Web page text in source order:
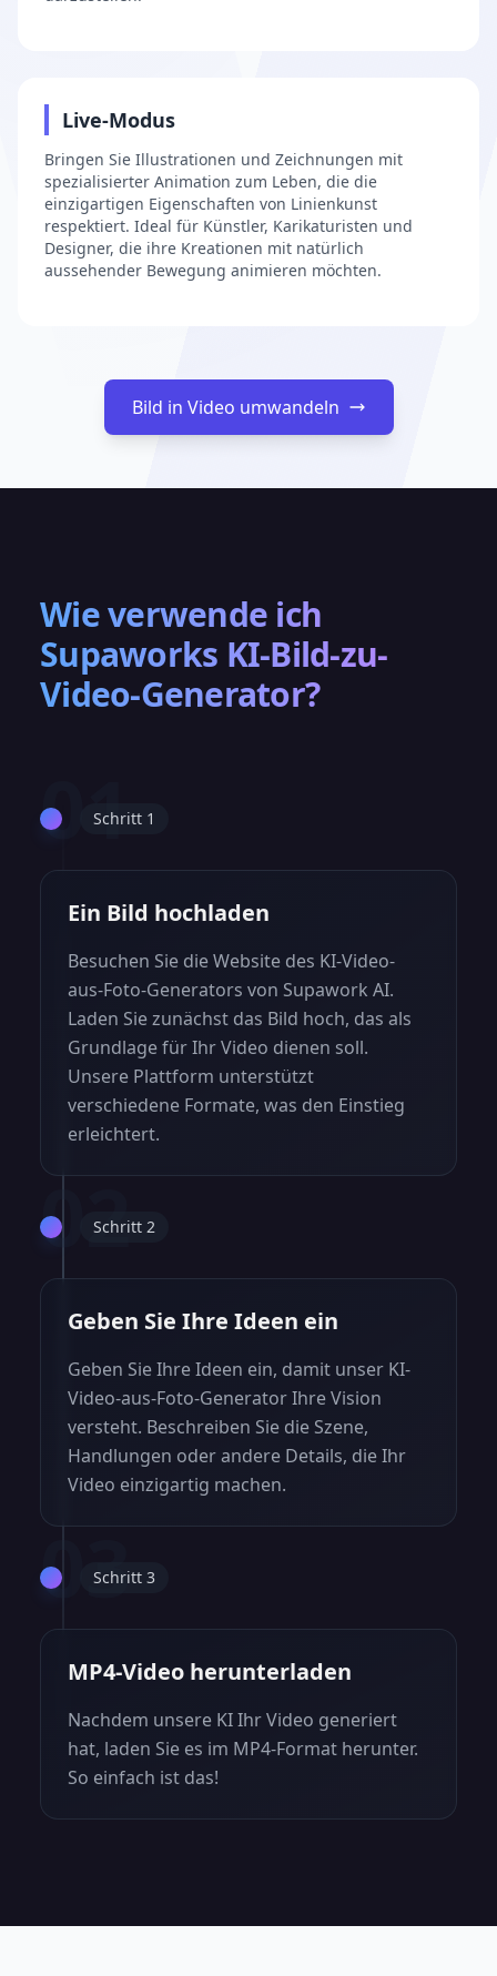
Live-Modus
Bringen Sie Illustrationen und Zeichnungen mit
spezialisierter Animation zum Leben, die die
einzigartigen Eigenschaften von Linienkunst
respektiert. Ideal für Künstler, Karikaturisten und
Designer, die ihre Kreationen mit natürlich
aussehender Bewegung animieren möchten.
Bild in Video umwandeln
Wie verwende ich
Supaworks KI-Bild-zu-
Video-Generator?
01
Schritt 1
Ein Bild hochladen
Besuchen Sie die Website des KI-Video-
aus-Foto-Generators von Supawork AI.
Laden Sie zunächst das Bild hoch, das als
Grundlage für Ihr Video dienen soll.
Unsere Plattform unterstützt
verschiedene Formate, was den Einstieg
erleichtert.
02
Schritt 2
Geben Sie Ihre Ideen ein
Geben Sie Ihre Ideen ein, damit unser KI-
Video-aus-Foto-Generator Ihre Vision
versteht. Beschreiben Sie die Szene,
Handlungen oder andere Details, die Ihr
Video einzigartig machen.
03
Schritt 3
MP4-Video herunterladen
Nachdem unsere KI Ihr Video generiert
hat, laden Sie es im MP4-Format herunter.
So einfach ist das!